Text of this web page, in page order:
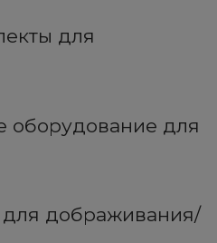
для
оборудование для
для дображивания/